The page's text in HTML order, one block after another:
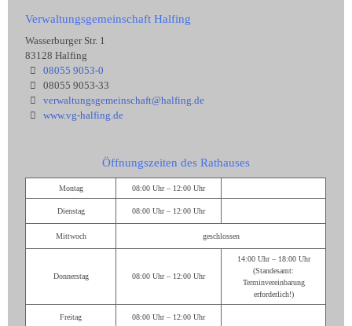
Verwaltungsgemeinschaft Halfing
Wasserburger Str. 1
83128 Halfing
08055 9053-0
08055 9053-33
verwaltungsgemeinschaft@halfing.de
www.vg-halfing.de
Öffnungszeiten des Rathauses
Montag 08:00 Uhr – 12:00 Uhr
Dienstag 08:00 Uhr – 12:00 Uhr
Mittwoch geschlossen
Donnerstag 08:00 Uhr – 12:00 Uhr
14:00 Uhr – 18:00 Uhr
(Standesamt:
Terminvereinbarung
erforderlich!)
Freitag 08:00 Uhr – 12:00 Uhr